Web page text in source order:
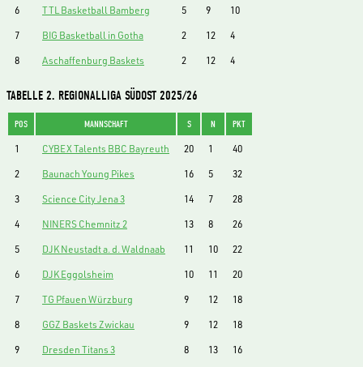
6
TTL Basketball Bamberg 5 9
10
7
BIG Basketball in Gotha 2 12
4
8
Aschaffenburg Baskets 2 12 4
TABELLE 2. REGIONALLIGA SÜDOST 2025/26
POS MANNSCHAFT S N PKT
1 CYBEX Talents BBC Bayreuth 20 1
40
2
Baunach Young Pikes 16 5
32
3
Science City Jena 3 14 7
28
4
NINERS Chemnitz 2 13 8
26
5
DJK Neustadt a. d. Waldnaab 11 10
22
6
DJK Eggolsheim 10 11
20
7
TG Pfauen Würzburg 9 12
18
8
GGZ Baskets Zwickau 9 12
18
9
Dresden Titans 3 8 13
16